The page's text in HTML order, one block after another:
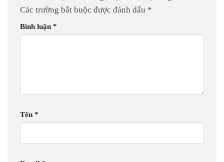
Các trường bắt buộc được đánh dấu *
Bình luận *
Tên *